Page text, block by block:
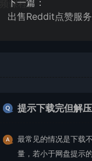
下一篇：
提示下载完但解
最常见的情况是下载
量，若小于网盘提示